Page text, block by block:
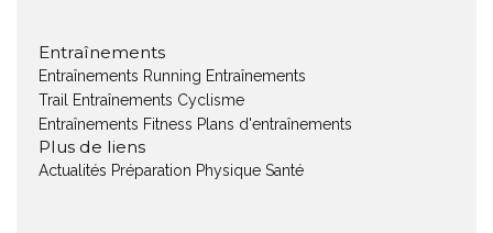
Entraînements
Entraînements Running Entraînements
Trail
Entraînements Cyclisme
Entraînements Fitness Plans d'entraînements
Plus de liens
Actualités Préparation Physique Santé